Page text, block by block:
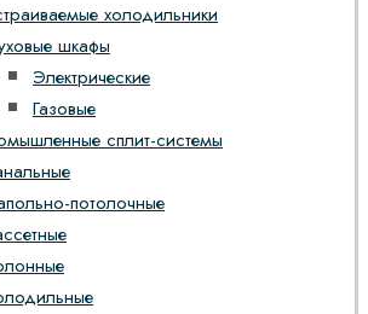
холодильники
шкафы
Электрические
Газовые
сплит-системы
потолочные